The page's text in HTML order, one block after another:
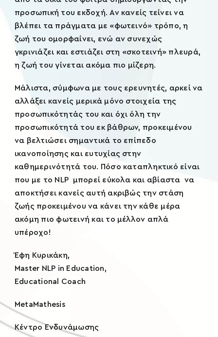
προσωπική του εκδοχή. Αν κανείς τείνει να
βλέπει τα πράγματα με «φωτεινό» τρόπο, η
ζωή του ομορφαίνει, ενώ αν συνεχώς
γκρινιάζει και εστιάζει στη «σκοτεινή» πλευρά,
η ζωή του γίνεται ακόμα πιο μίζερη.
Μάλιστα, σύμφωνα με τους ερευνητές, αρκεί να
αλλάξει κανείς μερικά μόνο στοιχεία της
προσωπικότητάς του και όχι όλη την
προσωπικότητά του εκ βάθρων, προκειμένου
να βελτιώσει σημαντικά το επίπεδο
ικανοποίησης και ευτυχίας στην
καθημερινότητά του. Πόσο καταπληκτικό είναι
που με το NLP μπορεί εύκολα και αβίαστα να
αποκτήσει κανείς αυτή ακριβώς την στάση
ζωής προκειμένου να κάνει την κάθε μέρα
ακόμη πιο φωτεινή και το μέλλον απλά
υπέροχο!
Έφη Κυρικάκη,
Master NLP in Education,
Educational Coach
MetaMathesis
Κέντρο Ενδυνάμωσης